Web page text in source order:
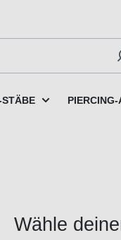
STÄBE
Wähle